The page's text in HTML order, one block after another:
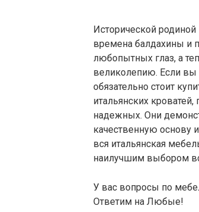
Исторической
времена балдахины и
любопытных глаз, а
великолепию. Если вы
обязательно стоит
итальянских
надежных. Они
качественную основу
вся итальянская
наилучшим выбором
У вас вопросы по
Ответим на Любые!